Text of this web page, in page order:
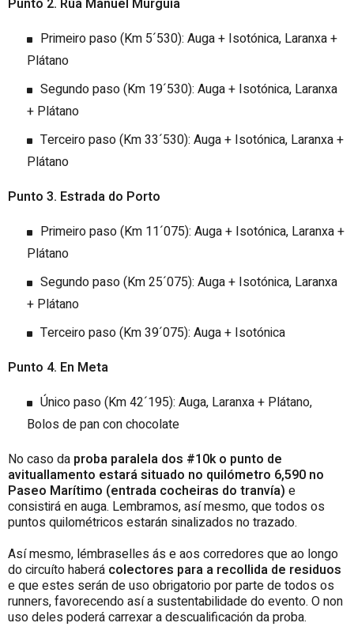
Punto 2. Rúa Manuel Murguía
Primeiro paso (Km 5´530): Auga + Isotónica, Laranxa +
Plátano
Segundo paso (Km 19´530): Auga + Isotónica, Laranxa
+ Plátano
Terceiro paso (Km 33´530): Auga + Isotónica, Laranxa +
Plátano
Punto 3. Estrada do Porto
Primeiro paso (Km 11´075): Auga + Isotónica, Laranxa +
Plátano
Segundo paso (Km 25´075): Auga + Isotónica, Laranxa
+ Plátano
Terceiro paso (Km 39´075): Auga + Isotónica
Punto 4. En Meta
Único paso (Km 42´195): Auga, Laranxa + Plátano,
Bolos de pan con chocolate
No caso da proba paralela dos #10k o punto de
avituallamento estará situado no quilómetro 6,590 no
Paseo Marítimo (entrada cocheiras do tranvía) e
consistirá en auga. Lembramos, así mesmo, que todos os
puntos quilométricos estarán sinalizados no trazado.
Así mesmo, lémbraselles ás e aos corredores que ao longo
do circuíto haberá colectores para a recollida de residuos
e que estes serán de uso obrigatorio por parte de todos os
runners, favorecendo así a sustentabilidade do evento. O non
uso deles poderá carrexar a descualificación da proba.